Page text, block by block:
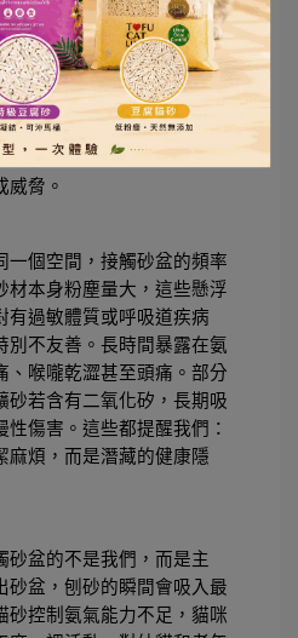
風險 👩‍👧‍👦🐱
的影響時，往往會直覺地
境清潔」，但事實上，這個
康風險。空氣中看不見的粉
物，長期吸入不僅影響飼
威脅。
一個空間，接觸砂盆的頻率
材本身粉塵量大，這些懸浮
有過敏體質或呼吸道疾病
別不友善。長時間暴露在氨
、喉嚨乾澀甚至頭痛。部分
砂若含有二氧化矽，長期吸
性傷害。這些都提醒我們：
麻煩，而是潛藏的健康隱
砂盆的不是我們，而是主
砂盆，刨砂的瞬間會吸入最
砂控制氨氣能力不足，貓咪